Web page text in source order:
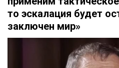
то эскалация будет
заключен мир»